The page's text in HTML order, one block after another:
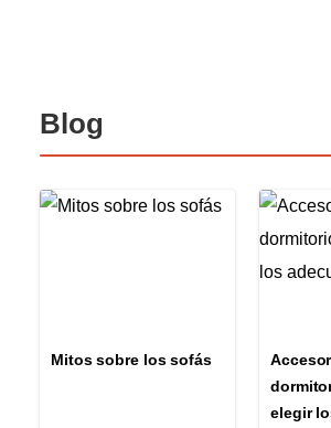
Blog
Mitos sobre los sofás
elegir